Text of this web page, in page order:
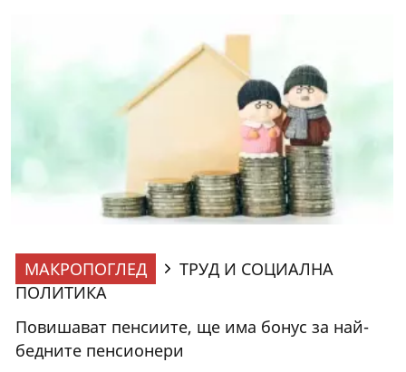
МАКРОПОГЛЕД
ТРУД И СОЦИАЛНА
ПОЛИТИКА
Повишават пенсиите, ще има бонус за най-
бедните пенсионери